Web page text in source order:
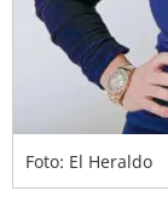
Foto: El Heraldo